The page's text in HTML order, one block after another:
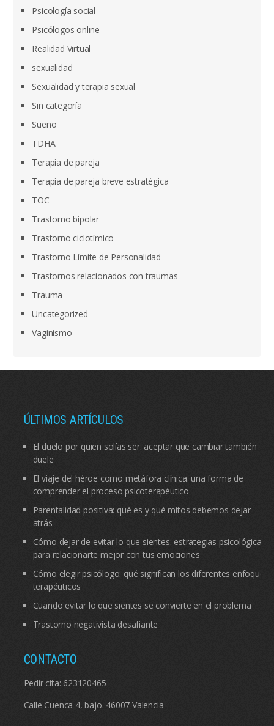
Psicología social
Psicólogos online
Realidad Virtual
sexualidad
Sexualidad y terapia sexual
Sin categoría
Sueño
TDHA
Terapia de pareja
Terapia de pareja breve estratégica
TOC
Trastorno bipolar
Trastorno ciclotímico
Trastorno Límite de Personalidad
Trastornos relacionados con traumas
Trauma
Uncategorized
Vaginismo
ÚLTIMOS ARTÍCULOS
El duelo por quien solías ser: aceptar que cambiar también
duele
El viaje del héroe como metáfora clínica: una forma de
comprender el proceso psicoterapéutico
Parentalidad positiva: qué es y qué mitos debemos dejar
atrás
Cómo dejar de evitar lo que sientes: estrategias psicológicas
para relacionarte mejor con tus emociones
Cómo elegir psicólogo: qué significan los diferentes enfoques
terapéuticos
Cuando evitar lo que sientes se convierte en el problema
Trastorno negativista desafiante
CONTACTO
Pedir cita: 623120465
Calle Cuenca 4, bajo. 46007 Valencia